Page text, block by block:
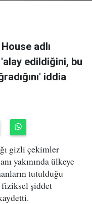
adlı
edildiğini, bu
iddia
gizli çekimler
yakınında ülkeye
tutulduğu
şiddet